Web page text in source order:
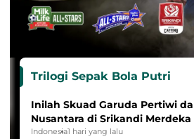
Trilogi Sepak Bola Putri
Inilah Skuad Garuda Pertiwi
Nusantara di Srikandi Merdeka
Indonesia1 hari yang lalu